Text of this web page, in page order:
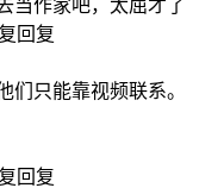
当作家吧，太屈才了
回复
们只能靠视频联系。
回复